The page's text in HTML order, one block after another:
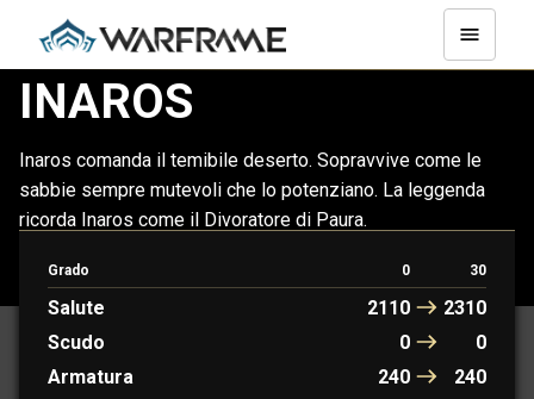
INAROS
Inaros comanda il temibile deserto. Sopravvive come le
sabbie sempre mutevoli che lo potenziano. La leggenda
ricorda Inaros come il Divoratore di Paura.
Grado 0 30
Salute 2110
2310
Scudo
0
0
Armatura
240
240